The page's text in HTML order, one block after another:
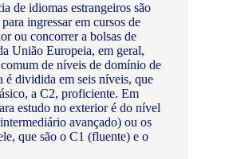
de idiomas estrangeiros são
ingressar em cursos de
ou concorrer a bolsas de
União Europeia, em geral,
de níveis de domínio de
é dividida em seis níveis, que
a C2, proficiente. Em
estudo no exterior é do nível
avançado) ou os
que são o C1 (fluente) e o